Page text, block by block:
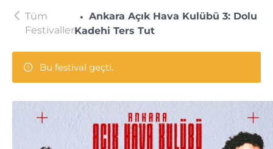
Tüm
Festivaller
Ankara Açık Hava Kulübü 3: Dolu
Kadehi Ters Tut
Bu festival geçti.